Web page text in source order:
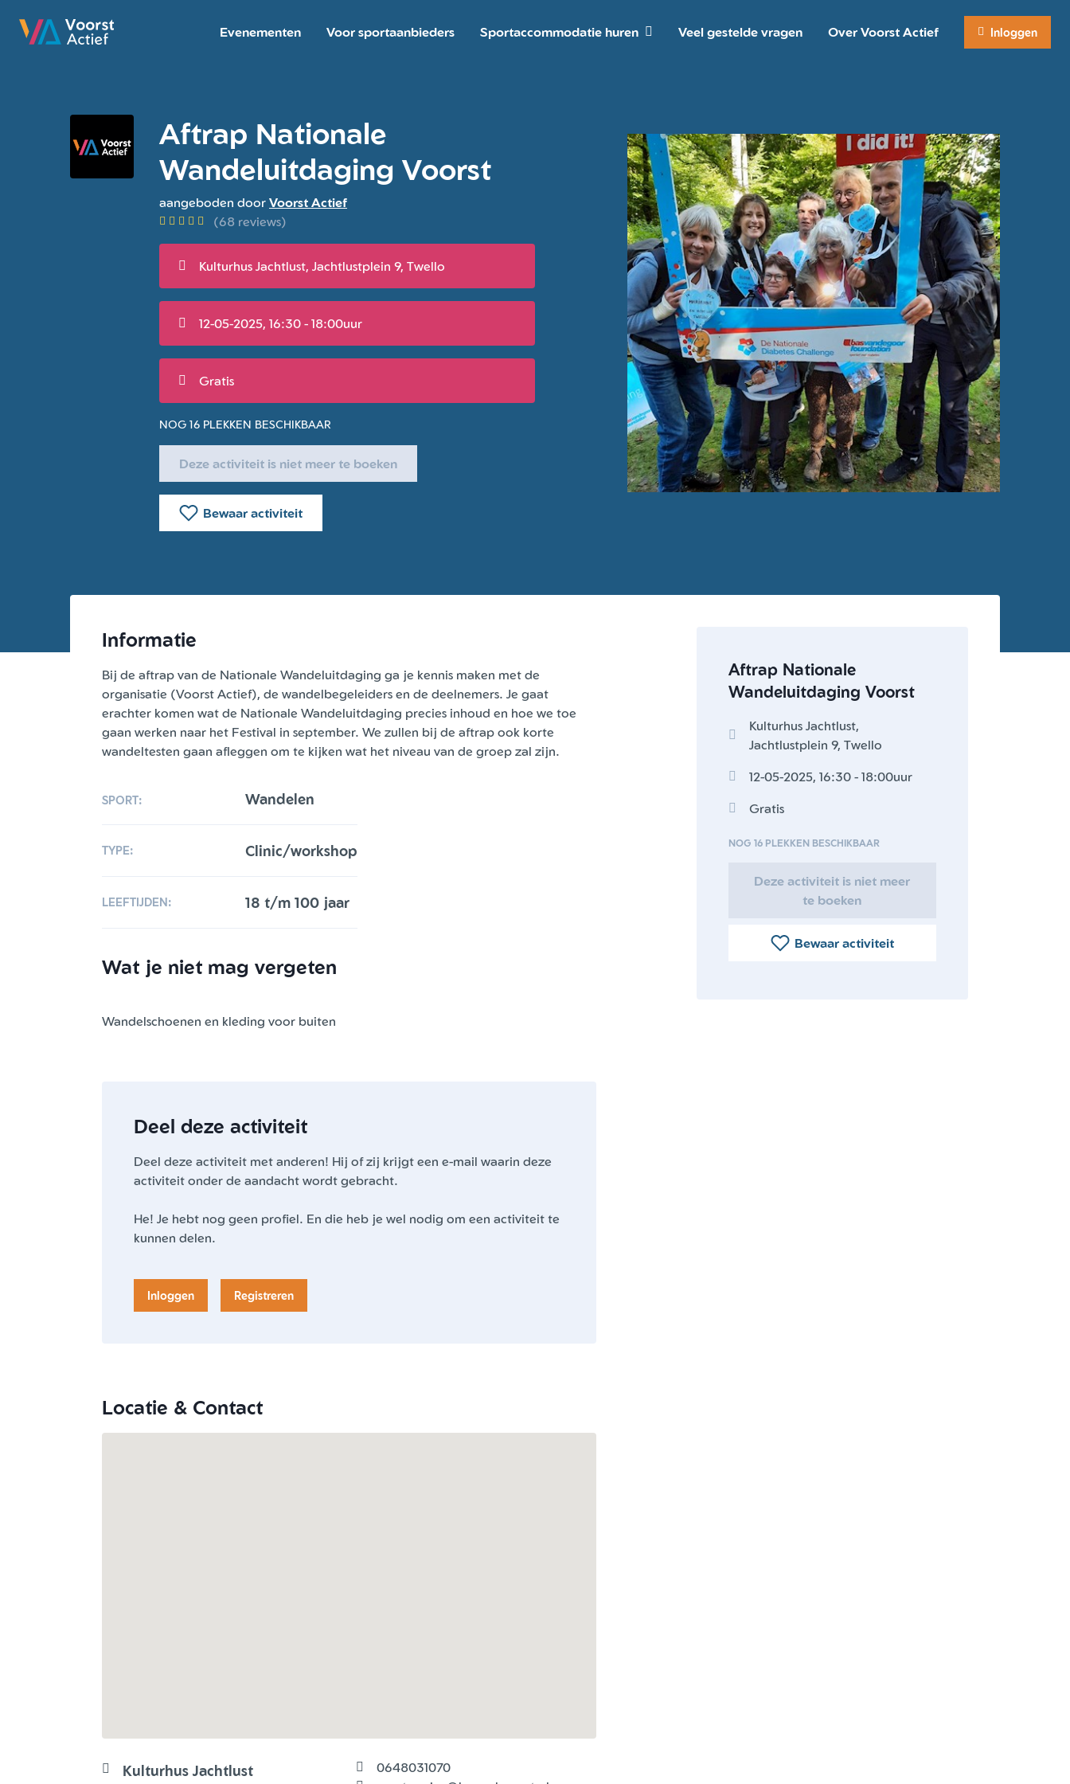
Ga naar de homepage van Voorst Actief
Evenementen Voor sportaanbieders Sportaccommodatie huren Veel gestelde vragen Over Voorst Actief Inloggen
Aftrap Nationale
Wandeluitdaging Voorst
aangeboden door Voorst Actief
(68 reviews)
Kulturhus Jachtlust, Jachtlustplein 9, Twello
12-05-2025, 16:30 - 18:00uur
Gratis
NOG 16 PLEKKEN BESCHIKBAAR
Deze activiteit is niet meer te boeken
Bewaar activiteit
Informatie
Bij de aftrap van de Nationale Wandeluitdaging ga je kennis maken met de
organisatie (Voorst Actief), de wandelbegeleiders en de deelnemers. Je gaat
erachter komen wat de Nationale Wandeluitdaging precies inhoud en hoe we toe
gaan werken naar het Festival in september. We zullen bij de aftrap ook korte
wandeltesten gaan afleggen om te kijken wat het niveau van de groep zal zijn.
SPORT: Wandelen
TYPE: Clinic/workshop
LEEFTIJDEN: 18 t/m 100 jaar
Wat je niet mag vergeten
Deel deze activiteit
Deel deze activiteit met anderen! Hij of zij krijgt een e-mail waarin deze
activiteit onder de aandacht wordt gebracht.
He! Je hebt nog geen profiel. En die heb je wel nodig om een activiteit te
kunnen delen.
Inloggen Registreren
Locatie & Contact
Kulturhus Jachtlust
0648031070
Aftrap Nationale
Wandeluitdaging Voorst
Kulturhus Jachtlust,
Jachtlustplein 9, Twello
12-05-2025, 16:30 - 18:00uur
Gratis
NOG 16 PLEKKEN BESCHIKBAAR
Deze activiteit is niet meer
te boeken
Bewaar activiteit